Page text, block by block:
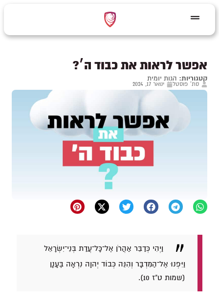
אפשר לראות את כבוד ה׳?
קטגוריות: הגות יומית
סת' פוסטל ינואר 17, 2024
וַיְהִי כְּדַבֵּר אַהֲרֹן אֶל־כָּל־עֲדַת בְּנֵי־יִשְׂרָאֵל
וַיִּפְנוּ אֶל־הַמִּדְבָּר וְהִנֵּה כְּבוֹד יְהוָה נִרְאָה בֶּעָנָן
(שמות ט"ז 10).